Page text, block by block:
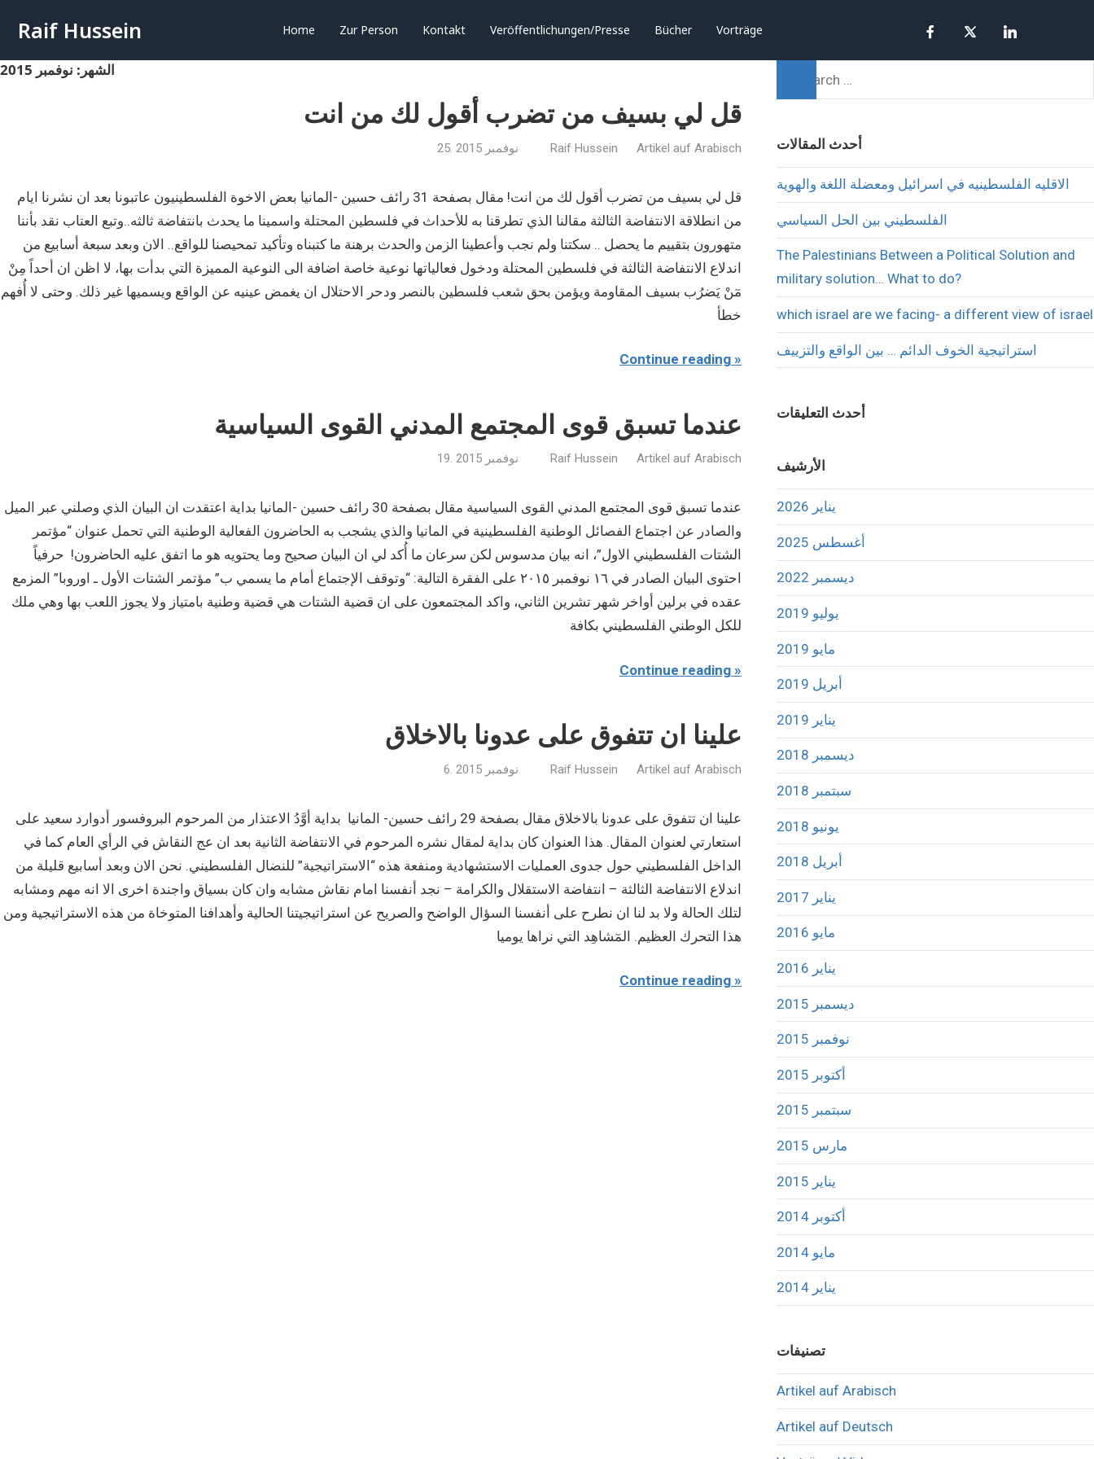
Raif Hussein Home Zur Person Kontakt Veröffentlichungen/Presse Bücher Vorträge
الشهر: نوفمبر 2015
قل لي بسيف من تضرب أقول لك من انت
25. نوفمبر 2015 Raif Hussein Artikel auf Arabisch
قل لي بسيف من تضرب أقول لك من انت! مقال بصفحة 31 رائف حسين -المانيا بعض الاخوة الفلسطينيون عاتبونا بعد ان نشرنا ايام
من انطلاقة الانتفاضة الثالثة مقالنا الذي تطرقنا به للأحداث في فلسطين المحتلة واسمينا ما يحدث بانتفاضة ثالثه..وتبع العتاب نقد بأننا
متهورون بتقييم ما يحصل .. سكتنا ولم نجب وأعطينا الزمن والحدث برهنة ما كتبناه وتأكيد تمحيصنا للواقع.. الان وبعد سبعة أسابيع من
اندلاع الانتفاضة الثالثة في فلسطين المحتلة ودخول فعالياتها نوعية خاصة اضافة الى النوعية المميزة التي بدأت بها، لا اظن ان أحداً مِنْ
مٓنْ يَضرُب بسيف المقاومة ويؤمن بحق شعب فلسطين بالنصر ودحر الاحتلال ان يغمض عينيه عن الواقع ويسميها غير ذلك. وحتى لا أُفهم
خطأ
Continue reading
عندما تسبق قوى المجتمع المدني القوى السياسية
19. نوفمبر 2015 Raif Hussein Artikel auf Arabisch
عندما تسبق قوى المجتمع المدني القوى السياسية مقال بصفحة 30 رائف حسين -المانيا بداية اعتقدت ان البيان الذي وصلني عبر الميل
والصادر عن اجتماع الفصائل الوطنية الفلسطينية في المانيا والذي يشجب به الحاضرون الفعالية الوطنية التي تحمل عنوان “مؤتمر
الشتات الفلسطيني الاول”، انه بيان مدسوس لكن سرعان ما أُكد لي ان البيان صحيح وما يحتويه هو ما اتفق عليه الحاضرون! حرفياً
احتوى البيان الصادر في ١٦ نوفمبر ٢٠١٥ على الفقرة التالية: “وتوقف الإجتماع أمام ما يسمي ب” مؤتمر الشتات الأول ـ اوروبا” المزمع
عقده في برلين أواخر شهر تشرين الثاني، واكد المجتمعون على ان قضية الشتات هي قضية وطنية بامتياز ولا يجوز اللعب بها وهي ملك
للكل الوطني الفلسطيني بكافة
Continue reading
علينا ان تتفوق على عدونا بالاخلاق
6. نوفمبر 2015 Raif Hussein Artikel auf Arabisch
علينا ان تتفوق على عدونا بالاخلاق مقال بصفحة 29 رائف حسين- المانيا بداية أوَّدُ الاعتذار من المرحوم البروفسور أدوارد سعيد على
استعارتي لعنوان المقال. هذا العنوان كان بداية لمقال نشره المرحوم في الانتفاضة الثانية بعد ان عج النقاش في الرأي العام كما في
الداخل الفلسطيني حول جدوى العمليات الاستشهادية ومنفعة هذه “الاستراتيجية” للنضال الفلسطيني. نحن الان وبعد أسابيع قليلة من
اندلاع الانتفاضة الثالثة – انتفاضة الاستقلال والكرامة – نجد أنفسنا امام نقاش مشابه وان كان بسياق واجندة اخرى الا انه مهم ومشابه
لتلك الحالة ولا بد لنا ان نطرح على أنفسنا السؤال الواضح والصريح عن استراتيجيتنا الحالية وأهدافنا المتوخاة من هذه الاستراتيجية ومن
هذا التحرك العظيم. المٓشاهِد التي نراها يوميا
Continue reading
أحدث المقالات
الاقليه الفلسطينيه في اسرائيل ومعضلة اللغة والهوية
الفلسطيني بين الحل السياسي
The Palestinians Between a Political Solution and
military solution… What to do?
which israel are we facing- a different view of israel
استراتيجية الخوف الدائم … بين الواقع والتزييف
أحدث التعليقات
الأرشيف
يناير 2026
أغسطس 2025
ديسمبر 2022
يوليو 2019
مايو 2019
أبريل 2019
يناير 2019
ديسمبر 2018
سبتمبر 2018
يونيو 2018
أبريل 2018
يناير 2017
مايو 2016
يناير 2016
ديسمبر 2015
نوفمبر 2015
أكتوبر 2015
سبتمبر 2015
مارس 2015
يناير 2015
أكتوبر 2014
مايو 2014
يناير 2014
تصنيفات
Artikel auf Arabisch
Artikel auf Deutsch